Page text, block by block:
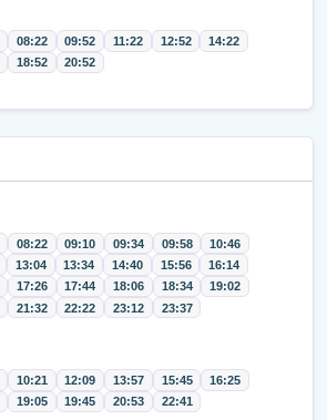
08:22 09:52 11:22 12:52
14:22
18:52 20:52
08:22 09:10 09:34 09:58
10:46
13:04 13:34 14:40 15:56
16:14
17:26 17:44 18:06 18:34
19:02
21:32 22:22 23:12 23:37
10:21 12:09 13:57 15:45
16:25
19:05 19:45 20:53 22:41